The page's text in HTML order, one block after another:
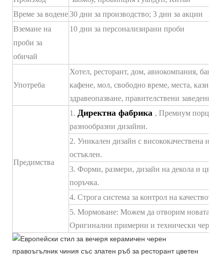
Време за водене30 дни за производство; 3 дни за акции
Вземане на
проби за
обичай
10 дни за персонализирани проби
Употреба
Хотел, ресторант, дом, авиокомпания,
кафене, мол, свободно време, места,
здравеопазване, правителствени
Предимства
1. Директна фабрика , Премиум
разнообразни дизайни.
2. Уникален дизайн с висококачествена и
остъклен.
3. Форми, размери, дизайн на декола и
поръчка.
4. Строга система за контрол на качеството
5. Мормоване: Можем да отворим новата
Оригинални примерни и технически